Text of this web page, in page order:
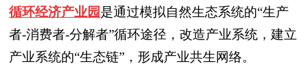
循环经济产业园是通过模拟自然生态系统的“生产
者-消费者-分解者”循环途径，改造产业系统，建立
产业系统的“生态链”，形成产业共生网络。